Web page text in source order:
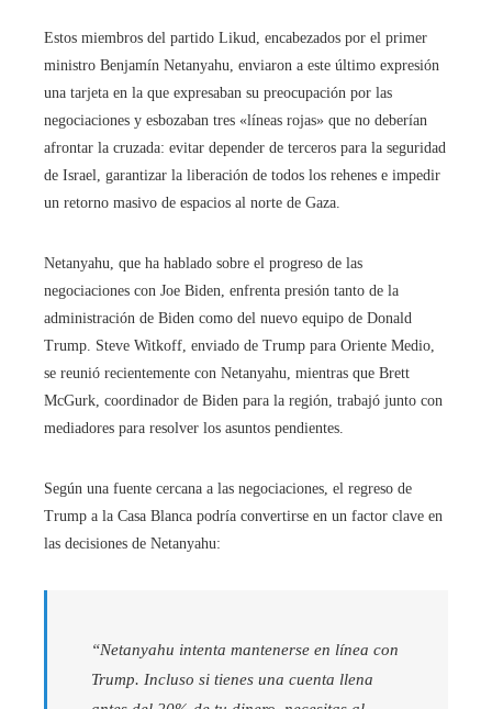
Estos miembros del partido Likud, encabezados por el primer
ministro Benjamín Netanyahu, enviaron a este último expresión
una tarjeta en la que expresaban su preocupación por las
negociaciones y esbozaban tres «líneas rojas» que no deberían
afrontar la cruzada: evitar depender de terceros para la seguridad
de Israel, garantizar la liberación de todos los rehenes e impedir
un retorno masivo de espacios al norte de Gaza.
Netanyahu, que ha hablado sobre el progreso de las
negociaciones con Joe Biden, enfrenta presión tanto de la
administración de Biden como del nuevo equipo de Donald
Trump. Steve Witkoff, enviado de Trump para Oriente Medio,
se reunió recientemente con Netanyahu, mientras que Brett
McGurk, coordinador de Biden para la región, trabajó junto con
mediadores para resolver los asuntos pendientes.
Según una fuente cercana a las negociaciones, el regreso de
Trump a la Casa Blanca podría convertirse en un factor clave en
las decisiones de Netanyahu:
“Netanyahu intenta mantenerse en línea con
Trump. Incluso si tienes una cuenta llena